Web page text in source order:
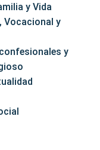
y Vida
Vocacional y
y